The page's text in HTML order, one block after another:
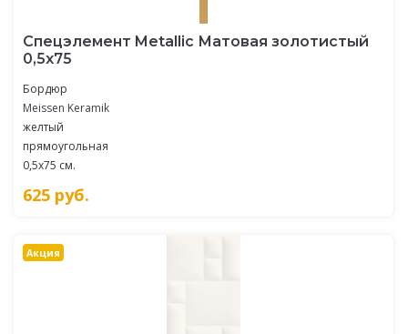
Спецэлемент Metallic Матовая золотистый
0,5х75
Бордюр
Meissen Keramik
желтый
прямоугольная
0,5x75 см.
625 руб.
Акция